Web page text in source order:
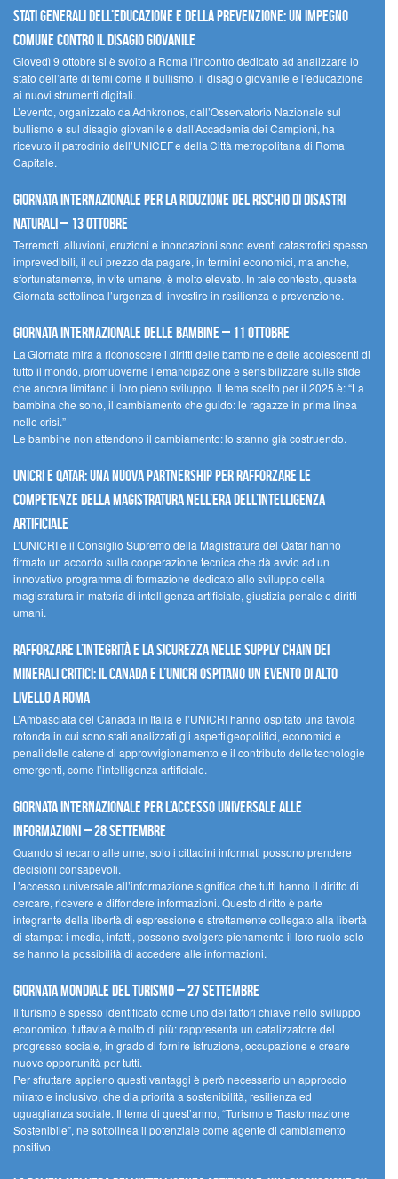
Stati Generali dell’Educazione e della Prevenzione: un impegno
comune contro il disagio giovanile
Giovedì 9 ottobre si è svolto a Roma l’incontro dedicato ad analizzare lo
stato dell’arte di temi come il bullismo, il disagio giovanile e l’educazione
ai nuovi strumenti digitali.
L’evento, organizzato da Adnkronos, dall’Osservatorio Nazionale sul
bullismo e sul disagio giovanile e dall’Accademia dei Campioni, ha
ricevuto il patrocinio dell’UNICEF e della Città metropolitana di Roma
Capitale.
Giornata internazionale per la riduzione del rischio di disastri
naturali – 13 ottobre
Terremoti, alluvioni, eruzioni e inondazioni sono eventi catastrofici spesso
imprevedibili, il cui prezzo da pagare, in termini economici, ma anche,
sfortunatamente, in vite umane, è molto elevato. In tale contesto, questa
Giornata sottolinea l’urgenza di investire in resilienza e prevenzione.
Giornata internazionale delle bambine – 11 ottobre
La Giornata mira a riconoscere i diritti delle bambine e delle adolescenti di
tutto il mondo, promuoverne l’emancipazione e sensibilizzare sulle sfide
che ancora limitano il loro pieno sviluppo. Il tema scelto per il 2025 è: “La
bambina che sono, il cambiamento che guido: le ragazze in prima linea
nelle crisi.”
Le bambine non attendono il cambiamento: lo stanno già costruendo.
UNICRI e Qatar: una nuova partnership per rafforzare le
competenze della magistratura nell’era dell’intelligenza
artificiale
L’UNICRI e il Consiglio Supremo della Magistratura del Qatar hanno
firmato un accordo sulla cooperazione tecnica che dà avvio ad un
innovativo programma di formazione dedicato allo sviluppo della
magistratura in materia di intelligenza artificiale, giustizia penale e diritti
umani.
Rafforzare l’integrità e la sicurezza nelle supply chain dei
minerali critici: il Canada e l’UNICRI ospitano un evento di alto
livello a Roma
L’Ambasciata del Canada in Italia e l’UNICRI hanno ospitato una tavola
rotonda in cui sono stati analizzati gli aspetti geopolitici, economici e
penali delle catene di approvvigionamento e il contributo delle tecnologie
emergenti, come l’intelligenza artificiale.
Giornata internazionale per l’accesso universale alle
informazioni – 28 settembre
Quando si recano alle urne, solo i cittadini informati possono prendere
decisioni consapevoli.
L’accesso universale all’informazione significa che tutti hanno il diritto di
cercare, ricevere e diffondere informazioni. Questo diritto è parte
integrante della libertà di espressione e strettamente collegato alla libertà
di stampa: i media, infatti, possono svolgere pienamente il loro ruolo solo
se hanno la possibilità di accedere alle informazioni.
Giornata mondiale del turismo – 27 settembre
Il turismo è spesso identificato come uno dei fattori chiave nello sviluppo
economico, tuttavia è molto di più: rappresenta un catalizzatore del
progresso sociale, in grado di fornire istruzione, occupazione e creare
nuove opportunità per tutti.
Per sfruttare appieno questi vantaggi è però necessario un approccio
mirato e inclusivo, che dia priorità a sostenibilità, resilienza ed
uguaglianza sociale. Il tema di quest’anno, “Turismo e Trasformazione
Sostenibile”, ne sottolinea il potenziale come agente di cambiamento
positivo.